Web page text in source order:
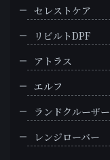
セレストケア
リビルトDPF
アトラス
エルフ
ランドクルーザー
レンジローバー